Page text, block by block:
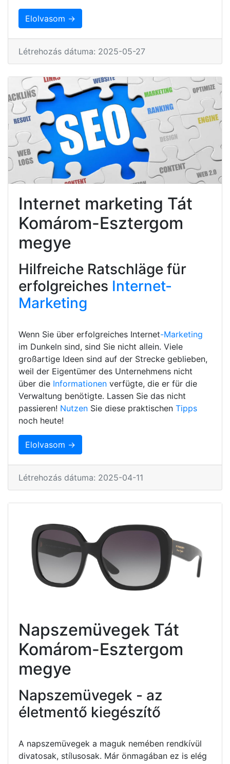
Elolvasom →
Létrehozás dátuma: 2025-05-27
Internet marketing Tát
Komárom-Esztergom
megye
Hilfreiche Ratschläge für
erfolgreiches Internet-
Marketing
Wenn Sie über erfolgreiches Internet-Marketing
im Dunkeln sind, sind Sie nicht allein. Viele
großartige Ideen sind auf der Strecke geblieben,
weil der Eigentümer des Unternehmens nicht
über die Informationen verfügte, die er für die
Verwaltung benötigte. Lassen Sie das nicht
passieren! Nutzen Sie diese praktischen Tipps
noch heute!
Elolvasom →
Létrehozás dátuma: 2025-04-11
Napszemüvegek Tát
Komárom-Esztergom
megye
Napszemüvegek - az
életmentő kiegészítő
A napszemüvegek a maguk nemében rendkívül
divatosak, stílusosak. Már önmagában ez is elég